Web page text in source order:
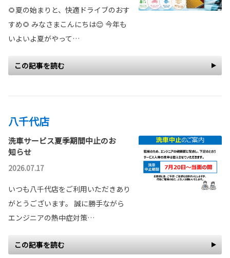
🌻夏の始まりと、快適ドライブのおす
すめ🌻 みなさまこんにちは😊 今年も
いよいよ夏がやって…
この記事を読む
八千代店
洗車サービス夏季期間中止のお
知らせ
2026.07.17
いつも八千代店をご利用いただきあり
がとうございます。 誠に勝手ながら
エンジニアの熱中症対策…
この記事を読む